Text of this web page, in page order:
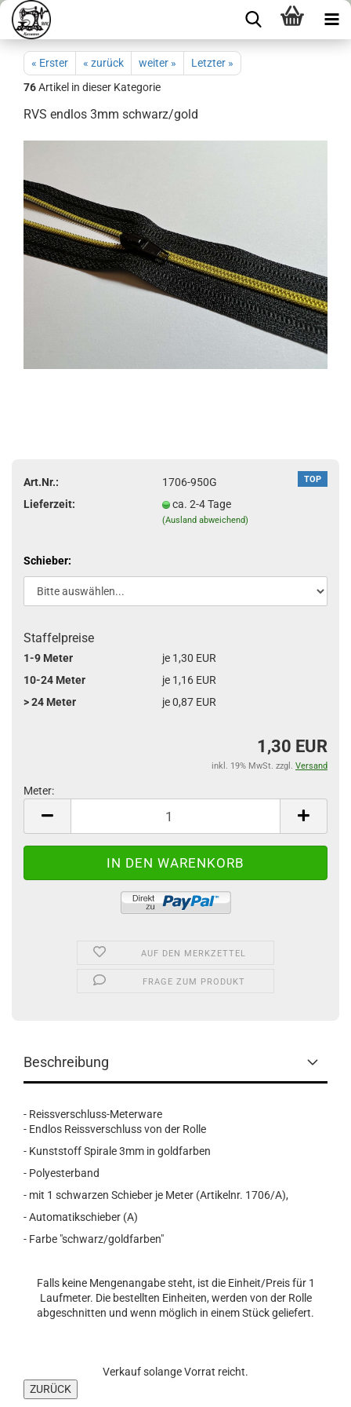
« Erster « zurück weiter »
Letzter »
76Artikel in dieser Kategorie
RVS endlos 3mm schwarz/gold
TOP
Art.Nr.:
1706-950G
Lieferzeit:
ca. 2-4 Tage
(Ausland abweichend)
Schieber:
Staffelpreise
1-9 Meter
je 1,30 EUR
10-24 Meter
je 1,16 EUR
> 24 Meter
je 0,87 EUR
1,30 EUR
inkl. 19% MwSt. zzgl. Versand
Meter:
AUF DEN MERKZETTEL
FRAGE ZUM PRODUKT
Beschreibung
- Reissverschluss-Meterware
- Endlos Reissverschluss von der Rolle
- Kunststoff Spirale 3mm in goldfarben
- Polyesterband
- mit 1 schwarzen Schieber je Meter (Artikelnr. 1706/A),
- Automatikschieber (A)
- Farbe "schwarz/goldfarben"
Falls keine Mengenangabe steht, ist die Einheit/Preis für 1
Laufmeter. Die bestellten Einheiten, werden von der Rolle
abgeschnitten und wenn möglich in einem Stück geliefert.
Verkauf solange Vorrat reicht.